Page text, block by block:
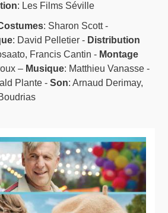
: Les Films Séville
: Sharon Scott -
: David Pelletier - Distribution
Francis Cantin - Montage
– Musique: Matthieu Vanasse -
Plante -Son: Arnaud Derimay,